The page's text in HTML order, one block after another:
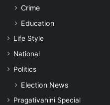
Crime
Education
Life Style
National
Politics
Election News
Pragativahini Special